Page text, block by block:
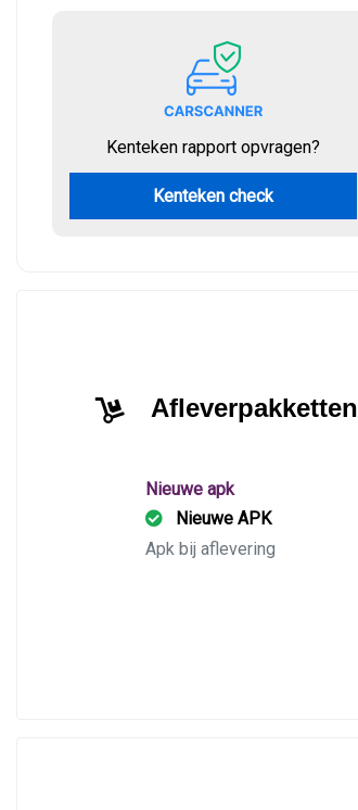
Kenteken rapport opvragen?
Kenteken check
Afleverpakketten
Nieuwe apk
Nieuwe APK
Apk bij aflevering